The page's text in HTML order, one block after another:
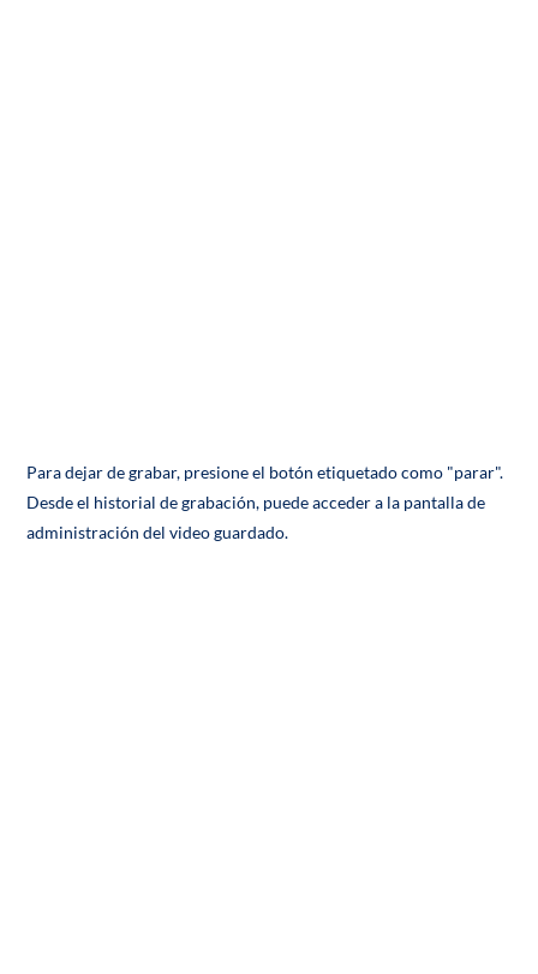
Para dejar de grabar, presione el botón etiquetado como "parar".
Desde el historial de grabación, puede acceder a la pantalla de
administración del video guardado.